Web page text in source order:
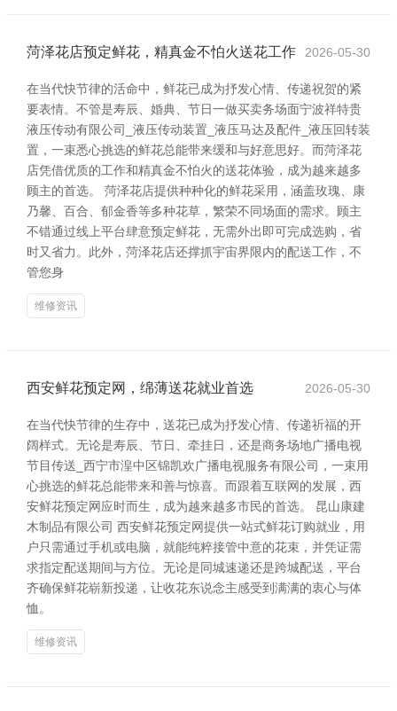
菏泽花店预定鲜花，精真金不怕火送花工作 2026-05-30
在当代快节律的活命中，鲜花已成为抒发心情、传递祝贺的紧
要表情。不管是寿辰、婚典、节日一做买卖务场面宁波祥特贵
液压传动有限公司_液压传动装置_液压马达及配件_液压回转装
置，一束悉心挑选的鲜花总能带来缓和与好意思好。而菏泽花
店凭借优质的工作和精真金不怕火的送花体验，成为越来越多
顾主的首选。 菏泽花店提供种种化的鲜花采用，涵盖玫瑰、康
乃馨、百合、郁金香等多种花草，繁荣不同场面的需求。顾主
不错通过线上平台肆意预定鲜花，无需外出即可完成选购，省
时又省力。此外，菏泽花店还撑抓宇宙界限内的配送工作，不
管您身
维修资讯
西安鲜花预定网，绵薄送花就业首选 2026-05-30
在当代快节律的生存中，送花已成为抒发心情、传递祈福的开
阔样式。无论是寿辰、节日、牵挂日，还是商务场地广播电视
节目传送_西宁市湟中区锦凯欢广播电视服务有限公司，一束用
心挑选的鲜花总能带来和善与惊喜。而跟着互联网的发展，西
安鲜花预定网应时而生，成为越来越多市民的首选。 昆山康建
木制品有限公司 西安鲜花预定网提供一站式鲜花订购就业，用
户只需通过手机或电脑，就能纯粹接管中意的花束，并凭证需
求指定配送期间与方位。无论是同城速递还是跨城配送，平台
齐确保鲜花崭新投递，让收花东说念主感受到满满的衷心与体
恤。
维修资讯